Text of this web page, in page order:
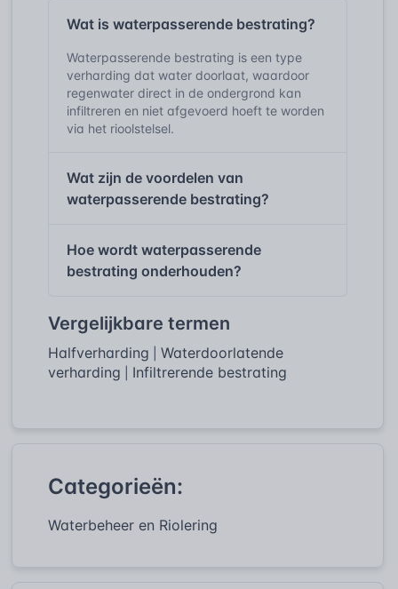
Wat is waterpasserende bestrating?
Waterpasserende bestrating is een type
verharding dat water doorlaat, waardoor
regenwater direct in de ondergrond kan
infiltreren en niet afgevoerd hoeft te worden
via het rioolstelsel.
Wat zijn de voordelen van
waterpasserende bestrating?
Hoe wordt waterpasserende
bestrating onderhouden?
Vergelijkbare termen
Halfverharding
Waterdoorlatende
verharding
Infiltrerende bestrating
Categorieën:
Waterbeheer en Riolering